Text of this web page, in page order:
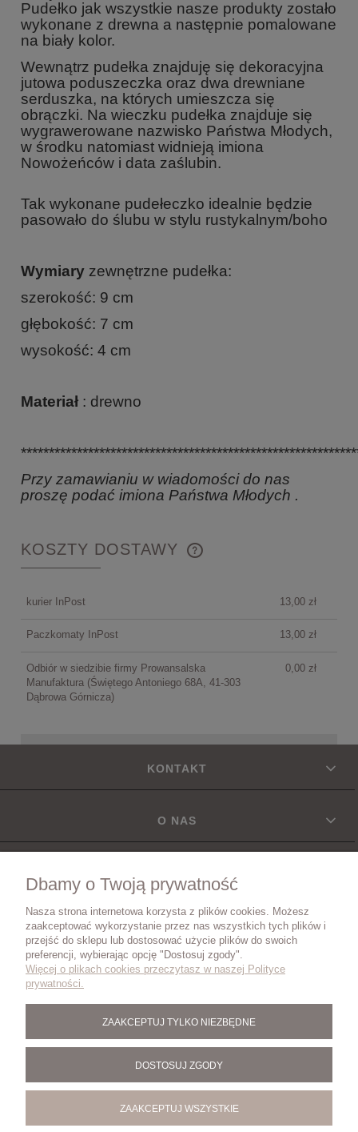
Pudełko jak wszystkie nasze produkty zostało
wykonane z drewna a następnie pomalowane
na biały kolor.
Wewnątrz pudełka znajduję się dekoracyjna
jutowa poduszeczka oraz dwa drewniane
serduszka, na których umieszcza się
obrączki. Na wieczku pudełka znajduje się
wygrawerowane nazwisko Państwa Młodych,
w środku natomiast widnieją imiona
Nowożeńców i data zaślubin.
Tak wykonane pudełeczko idealnie będzie
pasowało do ślubu w stylu rustykalnym/boho
Wymiary zewnętrzne pudełka:
szerokość: 9 cm
głębokość: 7 cm
wysokość: 4 cm
Materiał : drewno
Przy zamawianiu w wiadomości do nas
proszę podać imiona Państwa Młodych .
KOSZTY DOSTAWY
CENA NIE ZAWIERA EWENTUALNYCH KOSZTÓW
kurier InPost 13,00 zł
Paczkomaty InPost 13,00 zł
Odbiór w siedzibie firmy Prowansalska
Manufaktura (Świętego Antoniego 68A, 41-303
Dąbrowa Górnicza)
0,00 zł
KONTAKT
O NAS
DOSTAWA
ZWROTY I REKLAMACJE
BLOG
Dbamy o Twoją prywatność
Nasza strona internetowa korzysta z plików cookies. Możesz
zaakceptować wykorzystanie przez nas wszystkich tych plików i
przejść do sklepu lub dostosować użycie plików do swoich
preferencji, wybierając opcję "Dostosuj zgody".
Więcej o plikach cookies przeczytasz w naszej Polityce
prywatności.
ZAAKCEPTUJ TYLKO NIEZBĘDNE
DOSTOSUJ ZGODY
ZAAKCEPTUJ WSZYSTKIE